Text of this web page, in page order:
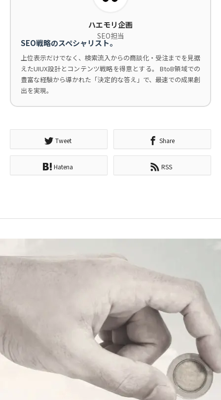
ハエモリ企画
SEO担当
SEO戦略のスペシャリスト。
上位表示だけでなく、検索流入からの商談化・受注までを見据
えたUIUX設計とコンテンツ戦略を得意とする。 BtoB領域での
豊富な経験から導かれた「決定的な答え」で、最速での成果創
出を実現。
Tweet Share
Hatena RSS